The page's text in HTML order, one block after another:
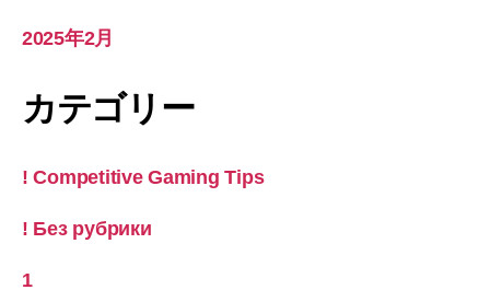
2025年2月
カテゴリー
! Competitive Gaming Tips
! Без рубрики
1